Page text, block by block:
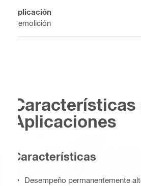
Aplicación
Demolición
Características
Aplicaciones
Características
Desempeño permanentemente